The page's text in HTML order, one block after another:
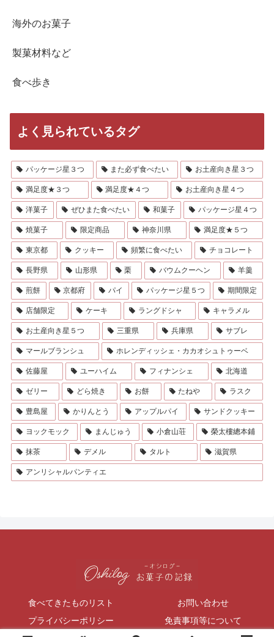
海外のお菓子
製菓材料など
食べ歩き
よく見られているタグ
パッケージ星３つ また必ず食べたい お土産向き星３つ
満足度★３つ 満足度★４つ お土産向き星４つ
洋菓子 ぜひまた食べたい 和菓子 パッケージ星４つ
焼菓子 限定商品 神奈川県 満足度★５つ
東京都 クッキー 頻繁に食べたい チョコレート
長野県 山形県 栗 バウムクーヘン 羊羹
煎餅 京都府 パイ パッケージ星５つ 期間限定
店舗限定 ケーキ ラングドシャ キャラメル
お土産向き星５つ 三重県 兵庫県 サブレ
マールブランシュ ホレンディッシェ・カカオシュトゥーベ
佐藤屋 ユーハイム フィナンシェ 北海道
ゼリー どら焼き お餅 たねや ラスク
豊島屋 かりんとう アップルパイ サンドクッキー
ヨックモック まんじゅう 小倉山荘 榮太樓總本鋪
抹茶 デメル タルト 滋賀県
アンリシャルパンティエ
食べてきたものリスト
お問い合わせ
プライバシーポリシー
免責事項等について